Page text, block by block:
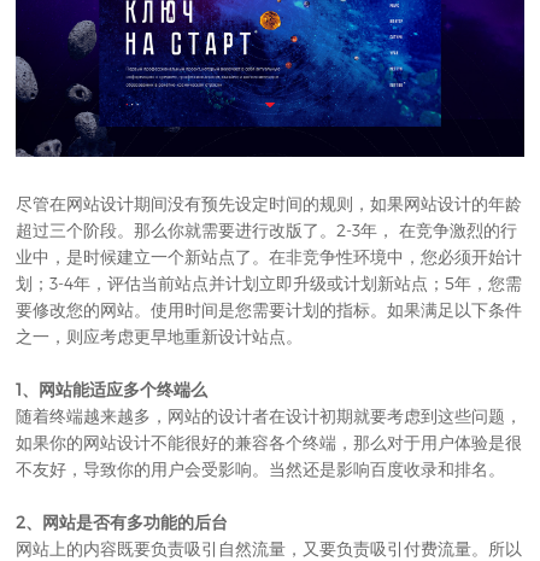
尽管在网站设计期间没有预先设定时间的规则，如果网站设计的年龄
超过三个阶段。那么你就需要进行改版了。2-3年， 在竞争激烈的行
业中，是时候建立一个新站点了。在非竞争性环境中，您必须开始计
划；3-4年，评估当前站点并计划立即升级或计划新站点；5年，您需
要修改您的网站。使用时间是您需要计划的指标。如果满足以下条件
之一，则应考虑更早地重新设计站点。
1、网站能适应多个终端么
随着终端越来越多，网站的设计者在设计初期就要考虑到这些问题，
如果你的网站设计不能很好的兼容各个终端，那么对于用户体验是很
不友好，导致你的用户会受影响。当然还是影响百度收录和排名。
2、网站是否有多功能的后台
网站上的内容既要负责吸引自然流量，又要负责吸引付费流量。所以